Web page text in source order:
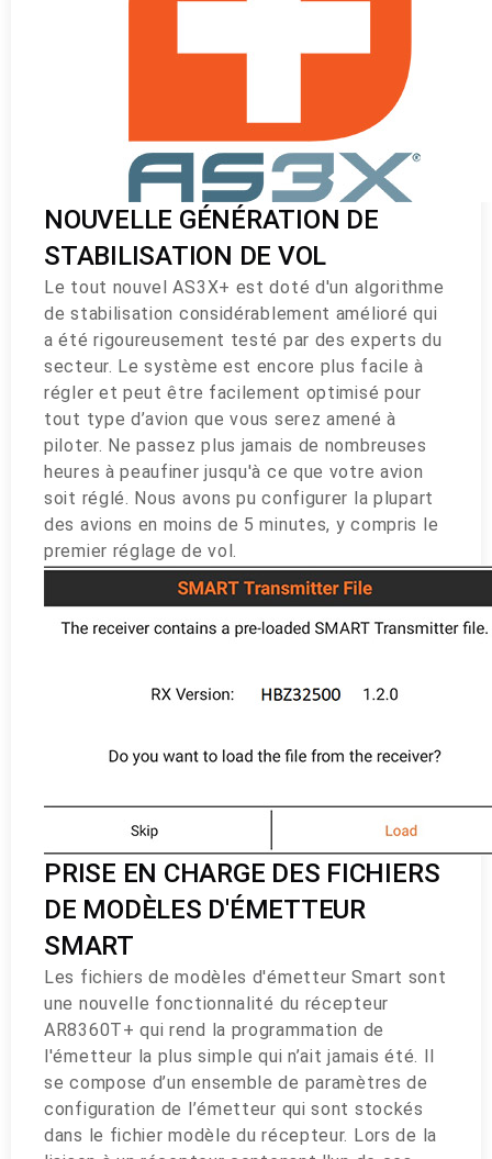
NOUVELLE GÉNÉRATION DE
STABILISATION DE VOL
Le tout nouvel AS3X+ est doté d'un algorithme
de stabilisation considérablement amélioré qui
a été rigoureusement testé par des experts du
secteur. Le système est encore plus facile à
régler et peut être facilement optimisé pour
tout type d’avion que vous serez amené à
piloter. Ne passez plus jamais de nombreuses
heures à peaufiner jusqu'à ce que votre avion
soit réglé. Nous avons pu configurer la plupart
des avions en moins de 5 minutes, y compris le
premier réglage de vol.
PRISE EN CHARGE DES FICHIERS
DE MODÈLES D'ÉMETTEUR
SMART
Les fichiers de modèles d'émetteur Smart sont
une nouvelle fonctionnalité du récepteur
AR8360T+ qui rend la programmation de
l'émetteur la plus simple qui n’ait jamais été. Il
se compose d’un ensemble de paramètres de
configuration de l’émetteur qui sont stockés
dans le fichier modèle du récepteur. Lors de la